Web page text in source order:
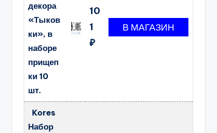
декора
«Тыков
ки», в
наборе
прищеп
ки 10
шт.
10
1
₽
Kores
Набор